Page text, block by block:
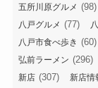
五所川原グルメ (98)
八戸グルメ (77)
八戸市食べ歩き (60)
弘前ラーメン (296)
新店 (307) 新店情